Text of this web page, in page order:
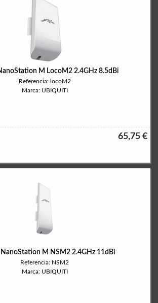
M LocoM2 2.4GHz 8.5dBi
Referencia: locoM2
Marca: UBIQUITI
65,75 €
M NSM2 2.4GHz 11dBi
Referencia: NSM2
Marca: UBIQUITI